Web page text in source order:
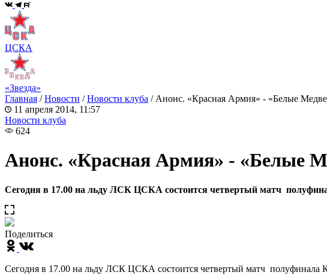
ЦСКА
«Звезда»
Главная /Новости /Новости клуба / Анонс. «Красная Армия» - «Белые
11 апреля 2014, 11:57
Новости клуба
624
Анонс. «Красная Армия» - «Белые
Сегодня в 17.00 на льду ЛСК ЦСКА состоится четвертый матч
Поделиться
Сегодня в 17.00 на льду ЛСК ЦСКА состоится четвертый матч полуфинала